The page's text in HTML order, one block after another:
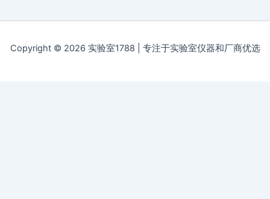
Copyright © 2026 实验室1788 | 专注于实验室仪器和厂商优选